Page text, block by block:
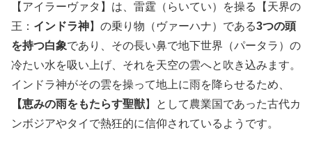
【アイラーヴァタ】は、雷霆（らいてい）を操る【天界の
王： インドラ神】の乗り物（ヴァーハナ）である3つの頭
を持つ白象であり、その長い鼻で地下世界（パータラ）の
冷たい水を吸い上げ、それを天空の雲へと吹き込みます。
インドラ神がその雲を操って地上に雨を降らせるため、
【恵みの雨をもたらす聖獣】として農業国であった古代カ
ンボジアやタイで熱狂的に信仰されているようです。